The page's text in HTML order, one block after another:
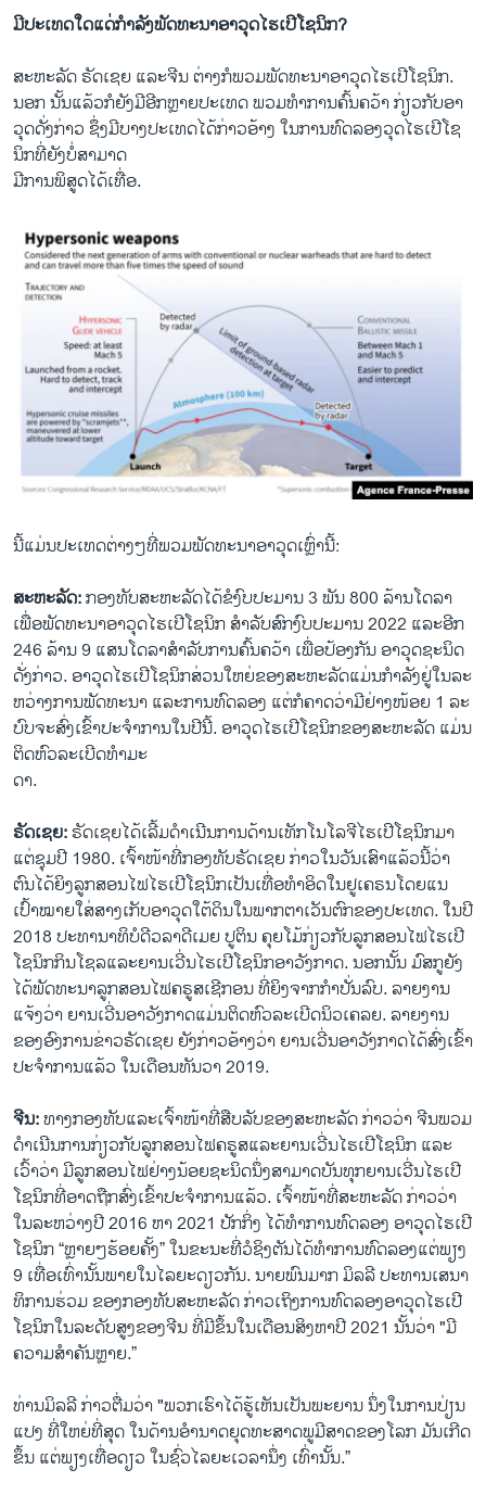
ມີ​ປະ​ເທດ​ໃດ​ແດ່​ກຳ​ລັງ​ພັ​ດ​ທະ​ນາ​ອາ​ວຸດ​ໄຮ​ເປີ​ໂຊ​ນິກ?
ສະ​ຫະ​ລັດ ຣັດ​ເຊຍ ແລະ​ຈີນ ຕ່າງ​ກໍ​ພວມ​ພັດ​ທະ​ນາ​ອາ​ວຸດ​ໄຮ​ເປີ​ໂຊ​ນິກ.
ນອກ ນັ້ນ​ແລ້ວກໍ​ຍັງ​ມີ​ອີກ​ຫຼາຍ​ປະ​ເທດ​ ພວມ​ທຳ​ການ​ຄົ້ນ​ຄວ້າ​ ກ່ຽວ​ກັບ​ອາ​
ວຸດ​ດັ່ງ​ກ່າວ ຊຶ່ງມີ​ບາງ​ປະ​ເທດ​ໄດ້​ກ່າວ​ອ້າງ ໃນ​ການ​ທົດ​ລອ​ງວຸດ​ໄຮ​ເປີ​ໂຊ​
ນິກທີ່​ຍັງ​ບໍ່​ສາ​ມາດ
ມີ​ການ​ພິ​ສູດ​ໄດ້​ເທື່ອ.
ນີ້​ແມ່ນ​ປະ​ເທດ​ຕ່າງໆ​ທີ່​ພວມ​ພັດ​ທະ​ນາ​ອາ​ວຸດ​ເຫຼົ່າ​ນີ້:
ສະ​ຫະລັດ:ກອງ​ທັບ​ສະ​ຫະ​ລັດ​ໄດ້​ຂໍ​ງົບ​ປະ​ມານ 3 ພັນ 800 ລ້ານ​ໂດ​ລາ
ເພື່ອພັ​ດ​ທະ​ນາ​ອາ​ວຸດ​ໄຮ​ເປີ​ໂຊ​ນິກ ສຳ​ລັບ​ສົກ​ງົບ​ປະ​ມານ 2022 ແລະ​ອີກ
246 ລ້ານ 9 ແສນ​ໂດ​ລາ​ສຳ​ລັບ​ການ​ຄົ້ນ​ຄວ້າ ​ເພື່ອ​ປ້ອງ​ກັນ​ ອາ​ວຸດ​ຊະ​ນິດ​
ດັ່ງ​ກ່າວ. ອາ​ວຸດ​ໄຮ​ເປີ​ໂຊ​ນິກ​ສ່ວນ​ໃຫຍ່​ຂອງ​ສະ​ຫະ​ລັດ​ແມ່ນ​ກຳ​ລັງ​ຢູ່​ໃນ​ລະ​
ຫວ່າງ​ການ​ພັດ​ທະ​ນາ ແລະ​ການ​ທົດ​ລອງ ແຕ່​ກໍ​ຄາດ​ວ່າ​ມີ​ຢ່າງ​ໜ້ອຍ 1 ລະ​
ບົບ​ຈະ​ສົ່ງ​ເຂົ້າ​ປະ​ຈຳ​ການ​ໃນ​ປີນີ້. ອາ​ວຸດ​ໄຮ​ເປີ​ໂຊ​ນິກ​ຂອງ​ສະ​ຫະ​ລັດ ແມ່ນ​
ຕິດ​ຫົວ​ລະ​ເບີດ​ທຳ​ມະ
ດາ.
ຣັດ​ເຊຍ:ຣັດ​ເຊຍ​ໄດ້​ເລີ້ມ​ດຳ​ເນີນ​ການ​ດ້ານ​ເທັກ​ໂນ​ໂລ​ຈີໄຮ​ເປີ​ໂຊ​ນິກ​ມາ​
ແຕ່​ຊຸມ​ປີ 1980. ເຈົ້າ​ໜ້າ​ທີ່ກອງ​ທັບ​ຣັດ​ເຊຍ ກ່າວ​ໃນ​ວັນ​ເສົ​າ​ແລ້ວນີ້​ວ່າ
ຕົນ​ໄດ້​ຍິງ​ລູກສອນ​ໄຟ​ໄຮ​ເປີ​ໂຊ​ນິກ​ເປັນ​ເທື່ອ​ທຳ​ອິດ​ໃນ​ຢູ​ເຄ​ຣນໂດຍ​ແນ​
ເປົ້າ​ໝາຍ​ໃສ່​ສາງ​ເກັບ​ອາ​ວຸດ​ໃຕ້​ດິນ​ໃນ​ພາກ​ຕາ​ເວັນ​ຕົກ​ຂອງ​ປະ​ເທດ. ໃນ​ປີ
2018 ປະ​ທາ​ນາ​ທິ​ບໍ​ດີວ​ລາ​ດີ​ເມຍ​ ປູ​ຕິນ ຄຸ​ຍ​ໂມ້​ກ່ຽວ​ກັບ​ລູກ​ສອນ​ໄຟ​ໄຮ​ເປີ​
ໂຊ​ນິກ​ກິນ​ໂຊ​ລແລະ​ຍານ​ເວີ່ນ​ໄຮ​ເປີ​ໂຊ​ນິກ​ອາ​ວັງ​ກາດ. ນອກນັ້ນ ມົ​ສ​ກູ​ຍັງ​
ໄດ້​ພັດ​ທະ​ນາ​ລູກ​ສອນ​ໄຟຄ​ຣູ​ສເຊີ​ກອນ ທີ່​ຍິງ​ຈາກ​ກຳ​ປັ່ນ​ລົບ. ລາຍ​ງານ​
ແຈ້ງວ່າ ຍານ​ເວີ່ນ​ອາ​ວັງ​ກາດ​ແມ່ນ​ຕິດ​ຫົວ​ລະ​ເບີດ​ນິວ​ເຄ​ລຍ. ລາຍ​ງານ​
ຂອງ​ອົງ​ການ​ຂ່າວ​ຣັດ​ເຊຍ ຍັງ​ກ່າວ​ອ້າງວ່າ ຍານ​ເວີ່ນ​ອາ​ວັງ​ກາດ​ໄດ້​ສົ່ງ​ເຂົ້າ​
ປະ​ຈຳ​ການ​ແລ້ວ ໃນ​ເດືອນ​ທັນ​ວາ 2019.
ຈີນ:ທາງກອງ​ທັບ​ແລະ​ເຈົ້າ​ໜ້າ​ທີ່​ສືບ​ລັບ​ຂອງ​ສະ​ຫະ​ລັດ ກ່າວ​ວ່າ ຈີນ​ພວມ​
ດຳ​ເນີນ​ການ​ກ່ຽວ​ກັບ​ລູກ​ສອນ​ໄຟ​ຄ​ຣູ​ສ​ແລະ​ຍານ​ເວີ່ນ​ໄຮ​ເປີ​ໂຊ​ນິກ ແລະ​
ເວົ້າ​ວ່າ ມີລູກ​ສອນ​ໄຟຢ່າງ​ນ້ອຍ​ຊະ​ນິດ​ນຶ່ງ​ສາ​ມາ​ດ​ບັນ​ທຸກ​ຍານ​ເວີ່ນ​ໄຮ​ເປີ​
ໂຊ​ນິກ​ທີ່​ອາດ​ຖືກ​ສົ່ງ​ເຂົ້າ​ປະ​ຈຳ​ການ​ແລ້ວ. ເຈົ້າ​ໜ້າ​ທີ່​ສະ​ຫະ​ລັດ ກ່າວ​ວ່າ
ໃນ​ລະ​ຫວ່າງ​ປີ 2016 ຫາ 2021 ປັກ​ກິ່ງ​ ໄດ້​ທຳ​ການ​ທົດ​ລອງ ​ອາ​ວຸດ​ໄຮ​ເປີ​
ໂຊ​ນິກ “ຫຼາຍໆ​ຮ້ອຍ​ຄັ້ງ​” ໃນ​ຂະ​ນະ​ທີ່​ວໍ​ຊິງ​ຕັນ​ໄດ້​ທຳ​ການ​ທົດ​ລອງ​ແຕ່​ພຽງ​
9 ເທື່ອ​ເທົ່າ​ນັ້ນພາຍ​ໃນ​ໄລ​ຍະດ​ຽວ​ກັນ. ນາຍ​ພົນ​ມາກ ມິ​ລ​ລີ ​ປະ​ທານເສ​ນາ​
ທິ​ການ​ຮ່ວມ ​ຂອງກອງ​ທັບ​ສ​ະ​ຫະ​ລັດ ກ່າວ​ເຖິງ​ການ​ທົດ​ລອງອາ​ວຸດ​ໄຮ​ເປີ​
ໂຊ​ນິກ​ໃນ​ລະ​ດັບ​ສູງ​ຂອງ​ຈີນ ທີ່​ມີ​ຂຶ້ນ​ໃນ​ເດືອນ​ສິງ​ຫາ​ປີ 2021 ນັ້ນ​ວ່າ "ມີ​
ຄວາມ​ສຳ​ຄັນ​ຫຼາຍ.”
ທ່ານ​ມິ​ລ​ລີ ກ່າວ​ຕື່ມ​ວ່າ "ພວກ​ເຮົາ​ໄດ້​ຮູ້​ເຫັນ​ເປັນ​ພະ​ຍານ ນຶ່ງ​ໃນ​ການ​ປ່ຽນ​
ແປງ​ ທີ່​ໃຫຍ່​ທີ່​ສຸດ​ ໃນ​ດ້ານ​ອຳ​ນາດ​ຍຸດ​ທະ​ສາດ​ພູ​ມີ​ສາດ​ຂອງ​ໂລກ ມັນ​ເກີດ​
ຂຶ້ນ ​ແຕ່​ພຽງ​ເທື່ອ​ດຽວ ໃນ​ຊົ່ວ​ໄລ​ຍະ​ເວ​ລາ​ນຶ່ງ ​ເທົ່າ​ນັ້ນ.”